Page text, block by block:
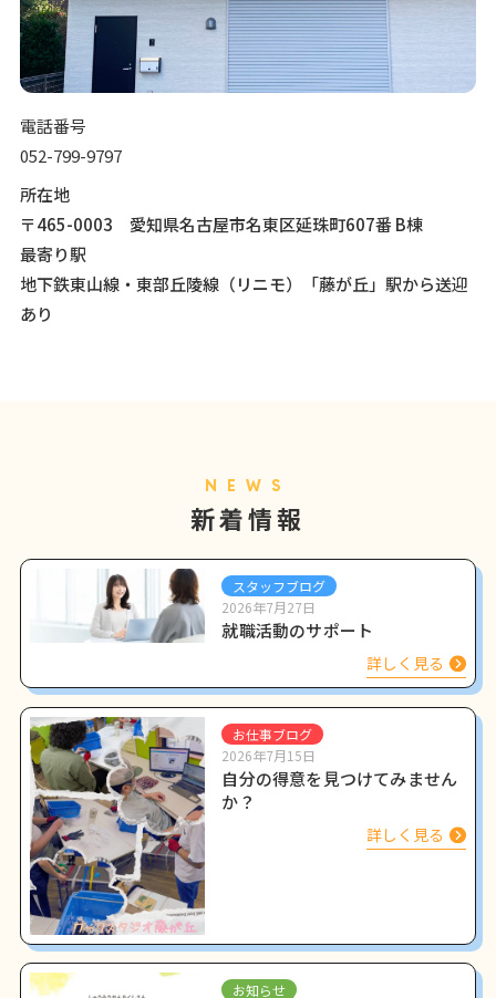
電話番号
052-799-9797
所在地
〒465-0003 愛知県名古屋市名東区延珠町607番 B棟
最寄り駅
地下鉄東山線・東部丘陵線（リニモ）「藤が丘」駅から送迎
あり
NEWS
新着情報
スタッフブログ
2026年7月27日
就職活動のサポート
詳しく見る
お仕事ブログ
2026年7月15日
自分の得意を見つけてみません
か？
詳しく見る
お知らせ